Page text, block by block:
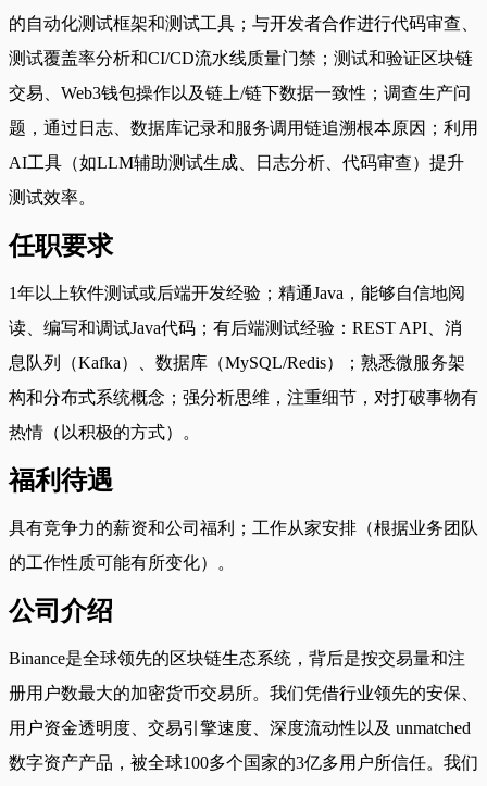
的自动化测试框架和测试工具；与开发者合作进行代码审查、
测试覆盖率分析和CI/CD流水线质量门禁；测试和验证区块链
交易、Web3钱包操作以及链上/链下数据一致性；调查生产问
题，通过日志、数据库记录和服务调用链追溯根本原因；利用
AI工具（如LLM辅助测试生成、日志分析、代码审查）提升
测试效率。
任职要求
1年以上软件测试或后端开发经验；精通Java，能够自信地阅
读、编写和调试Java代码；有后端测试经验：REST API、消
息队列（Kafka）、数据库（MySQL/Redis）；熟悉微服务架
构和分布式系统概念；强分析思维，注重细节，对打破事物有
热情（以积极的方式）。
福利待遇
具有竞争力的薪资和公司福利；工作从家安排（根据业务团队
的工作性质可能有所变化）。
公司介绍
Binance是全球领先的区块链生态系统，背后是按交易量和注
册用户数最大的加密货币交易所。我们凭借行业领先的安保、
用户资金透明度、交易引擎速度、深度流动性以及 unmatched
数字资产产品，被全球100多个国家的3亿多用户所信任。我们